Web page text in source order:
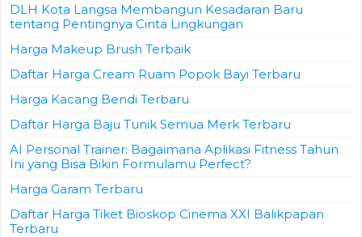
DLH Kota Langsa Membangun Kesadaran Baru
tentang Pentingnya Cinta Lingkungan
Harga Makeup Brush Terbaik
Daftar Harga Cream Ruam Popok Bayi Terbaru
Harga Kacang Bendi Terbaru
Daftar Harga Baju Tunik Semua Merk Terbaru
AI Personal Trainer: Bagaimana Aplikasi Fitness Tahun
Ini yang Bisa Bikin Formulamu Perfect?
Harga Garam Terbaru
Daftar Harga Tiket Bioskop Cinema XXI Balikpapan
Terbaru